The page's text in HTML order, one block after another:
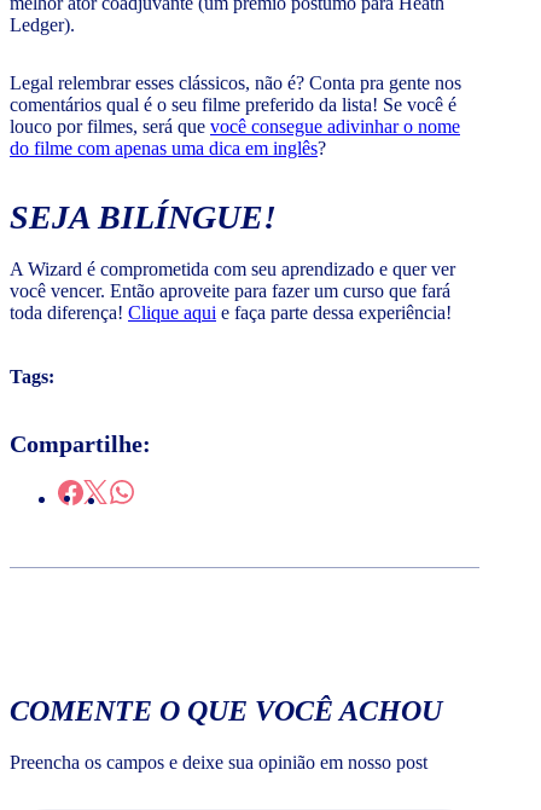
Ledger).
Legal relembrar esses clássicos, não é? Conta pra gente nos
comentários qual é o seu filme preferido da lista! Se você é
louco por filmes, será que você consegue adivinhar o nome
do filme com apenas uma dica em inglês?
SEJA BILÍNGUE!
A Wizard é comprometida com seu aprendizado e quer ver
você vencer. Então aproveite para fazer um curso que fará
toda diferença! Clique aqui e faça parte dessa experiência!
Tags:
Compartilhe:
COMENTE O QUE VOCÊ ACHOU
Preencha os campos e deixe sua opinião em nosso post